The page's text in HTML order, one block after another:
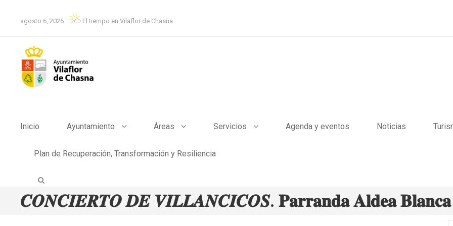
agosto 6, 2026 El tiempo en Vilaflor de Chasna
Inicio Ayuntamiento Áreas Servicios Agenda y eventos Noticias
Plan de Recuperación, Transformación y Resiliencia
𝑪𝑶𝑵𝑪𝑰𝑬𝑹𝑻𝑶 𝑫𝑬 𝑽𝑰𝑳𝑳𝑨𝑵𝑪𝑰𝑪𝑶𝑺. 𝐏𝐚𝐫𝐫𝐚𝐧𝐝𝐚 𝐀𝐥𝐝𝐞𝐚 𝐁𝐥𝐚𝐧𝐜𝐚